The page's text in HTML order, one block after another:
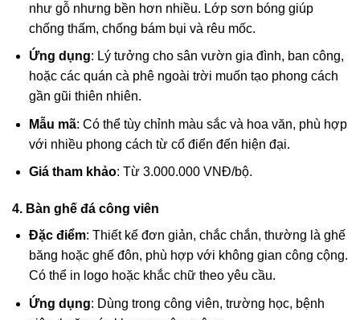
như gỗ nhưng bền hơn nhiều. Lớp sơn bóng giúp
chống thấm, chống bám bụi và rêu mốc.
Ứng dụng: Lý tưởng cho sân vườn gia đình, ban công,
hoặc các quán cà phê ngoài trời muốn tạo phong cách
gần gũi thiên nhiên.
Mẫu mã: Có thể tùy chỉnh màu sắc và hoa văn, phù hợp
với nhiều phong cách từ cổ điển đến hiện đại.
Giá tham khảo: Từ 3.000.000 VNĐ/bộ.
4. Bàn ghế đá công viên
Đặc điểm: Thiết kế đơn giản, chắc chắn, thường là ghế
băng hoặc ghế đôn, phù hợp với không gian công cộng.
Có thể in logo hoặc khắc chữ theo yêu cầu.
Ứng dụng: Dùng trong công viên, trường học, bệnh